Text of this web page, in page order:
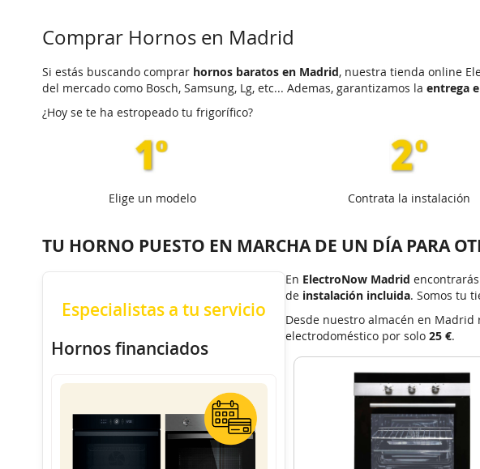
Comprar Hornos en Madrid
Si estás buscando comprar hornos baratos en Madrid, nuestra tienda online
del mercado como Bosch, Samsung, Lg, etc... Ademas, garantizamos la entrega
¿Hoy se te ha estropeado tu frigorífico?
Elige un modelo Contrata la instalación
TU HORNO PUESTO EN MARCHA DE UN DÍA PARA
Especialistas a tu servicio
Hornos financiados
En ElectroNow Madrid
de instalación incluida. Somos tu
Desde nuestro almacén en Madrid
electrodoméstico por solo 25 €.